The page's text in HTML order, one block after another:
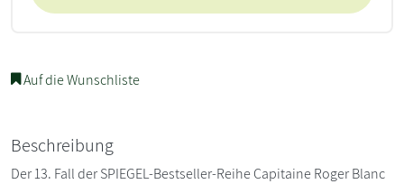
Auf die Wunschliste
Beschreibung
Der 13. Fall der SPIEGEL-Bestseller-Reihe Capitaine Roger Blanc